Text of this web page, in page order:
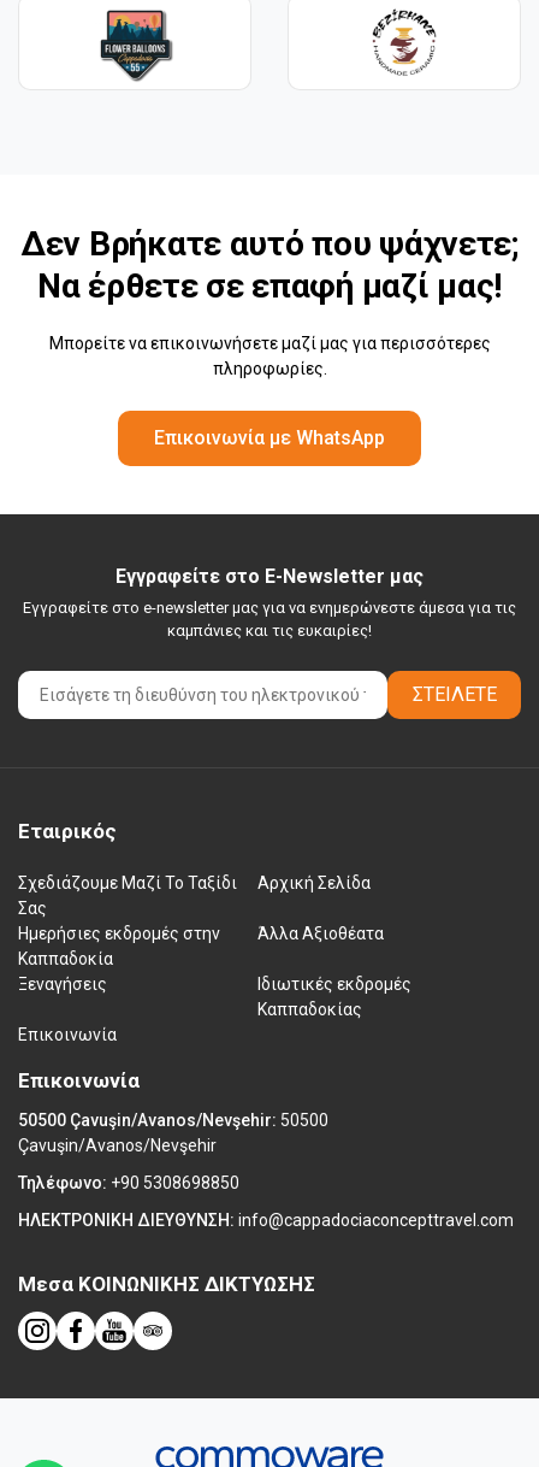
Δεν Βρήκατε αυτό που ψάχνετε;
Να έρθετε σε επαφή μαζί μας!
Μπορείτε να επικοινωνήσετε μαζί μας για περισσότερες
πληροφωρίες.
Επικοινωνία με WhatsApp
Εγγραφείτε στο E-Newsletter μας
Εγγραφείτε στο e-newsletter μας για να ενημερώνεστε άμεσα για τις
καμπάνιες και τις ευκαιρίες!
ΣΤΕΊΛΕΤΕ
Εταιρικός
Σχεδιάζουμε Μαζί Το Ταξίδι
Σας
Αρχική Σελίδα
Ημερήσιες εκδρομές στην
Καππαδοκία
Άλλα Αξιοθέατα
Ξεναγήσεις
Ιδιωτικές εκδρομές
Καππαδοκίας
Επικοινωνία
Επικοινωνία
50500 Çavuşin/Avanos/Nevşehir: 50500
Çavuşin/Avanos/Nevşehir
Τηλέφωνο: +90 5308698850
ΗΛΕΚΤΡΟΝΙΚΗ ΔΙΕΥΘΥΝΣΗ: info@cappadociaconcepttravel.com
Μεσα ΚΟΙΝΩΝΙΚΗΣ ΔΙΚΤΥΩΣΗΣ